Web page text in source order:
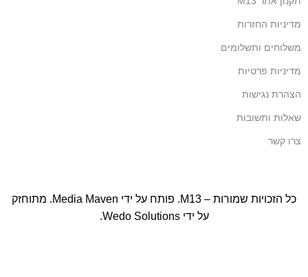
מדיניות החזרות
משלוחים ותשלומים
מדיניות פרטיות
הצהרת נגישות
שאלות ותשובות
צרו קשר
כל הזכויות שמורות – M13. פותח על ידי Media Maven. מתוחזק
על ידיWedo Solutions
.